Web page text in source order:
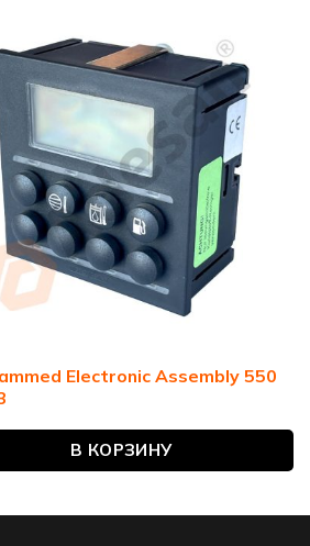
Electronic Assembly 550
В КОРЗИНУ